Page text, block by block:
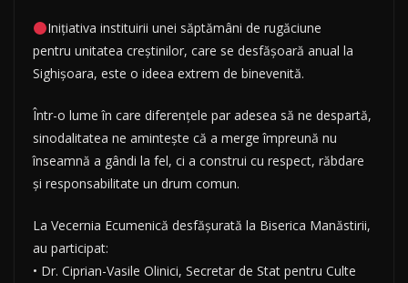
Inițiativa instituirii unei săptămâni de rugăciune
pentru unitatea creștinilor, care se desfășoară anual la
Sighișoara, este o ideea extrem de binevenită.
Într-o lume în care diferențele par adesea să ne despartă,
sinodalitatea ne amintește că a merge împreună nu
înseamnă a gândi la fel, ci a construi cu respect, răbdare
și responsabilitate un drum comun.
La Vecernia Ecumenică desfășurată la Biserica Manăstirii,
au participat:
• Dr. Ciprian-Vasile Olinici, Secretar de Stat pentru Culte